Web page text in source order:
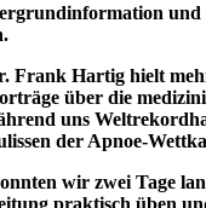
und
Frank Hartig hielt
über die
uns
der Apnoe-
wir zwei Tage
praktisch üben